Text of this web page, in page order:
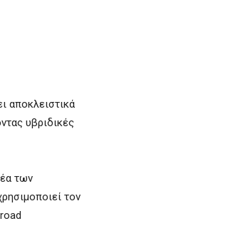
αποκλειστικά
υβριδικές
των
τον